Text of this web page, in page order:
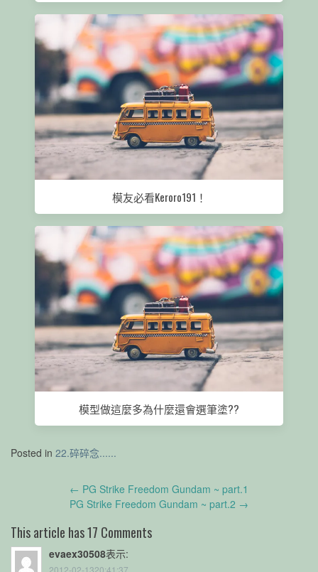
模友必看Keroro191！
模型做這麼多為什麼還會選筆塗??
Posted in 22.碎碎念......
← PG Strike Freedom Gundam ~ part.1
PG Strike Freedom Gundam ~ part.2 →
This article has 17 Comments
evaex30508表示:
2012-02-1320:41:37